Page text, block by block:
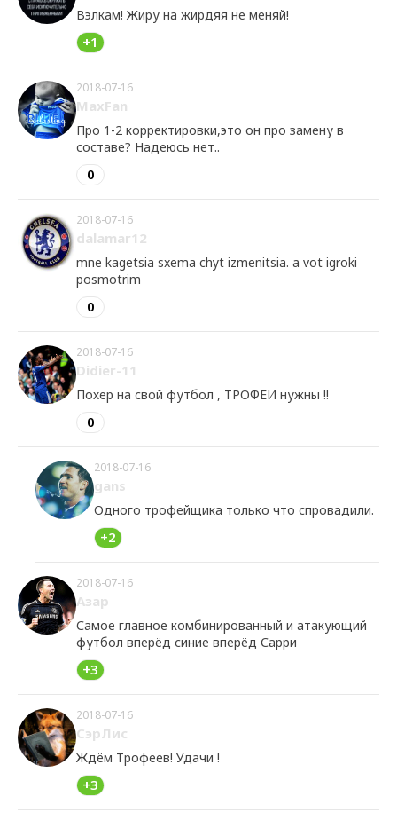
Вэлкам! Жиру на жирдяя не меняй!
+1
2018-07-16
MaxFan
Про 1-2 корректировки,это он про замену в
составе? Надеюсь нет..
0
2018-07-16
dalamar12
mne kagetsia sxema chyt izmenitsia. a vot igroki
posmotrim
0
2018-07-16
Didier-11
Похер на свой футбол , ТРОФЕИ нужны !!
0
2018-07-16
gans
Одного трофейщика только что спровадили.
+2
2018-07-16
Азар
Самое главное комбинированный и атакующий
футбол вперёд синие вперёд Сарри
+3
2018-07-16
СэрЛис
Ждём Трофеев! Удачи !
+3